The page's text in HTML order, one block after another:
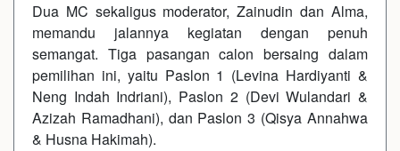
Dua MC sekaligus moderator, Zainudin dan Alma,
memandu jalannya kegiatan dengan penuh
semangat. Tiga pasangan calon bersaing dalam
pemilihan ini, yaitu Paslon 1 (Levina Hardiyanti &
Neng Indah Indriani), Paslon 2 (Devi Wulandari &
Azizah Ramadhani), dan Paslon 3 (Qisya Annahwa
& Husna Hakimah).